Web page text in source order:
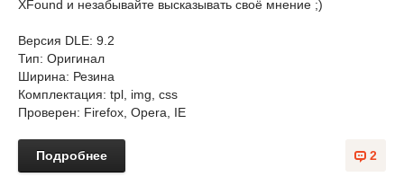
XFound и незабывайте высказывать своё мнение ;)
Версия DLE: 9.2
Тип: Оригинал
Ширина: Резина
Комплектация: tpl, img, css
Проверен: Firefox, Opera, IE
2
Подробнее